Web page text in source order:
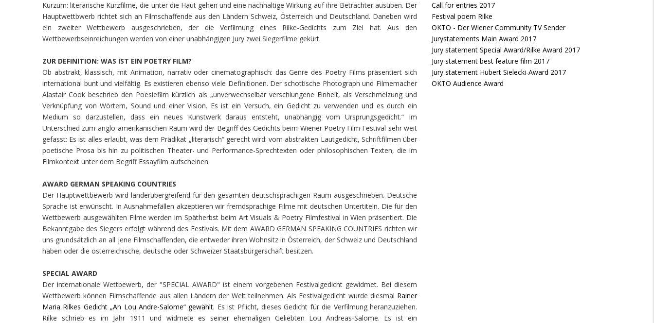
Kurzum: literarische Kurzfilme, die unter die Haut gehen und eine nachhaltige Wirkung auf ihre Betrachter ausüben. Der
Hauptwettbwerb richtet sich an Filmschaffende aus den Ländern Schweiz, Österreich und Deutschland. Daneben wird
ein zweiter Wettbewerb ausgeschrieben, der die Verfilmung eines Rilke-Gedichts zum Ziel hat. Aus den
Wettbewerbseinreichungen werden von einer unabhängigen Jury zwei Siegerfilme gekürt.
ZUR DEFINITION: WAS IST EIN POETRY FILM?
Ob abstrakt, klassisch, mit Animation, narrativ oder cinematographisch: das Genre des Poetry Films präsentiert sich
international bunt und vielfältig. Es existieren ebenso viele Definitionen. Der schottische Photograph und Filmemacher
Alastair Cook beschrieb den Poesiefilm kürzlich als „unverwechselbar verschlungene Einheit, als Verschmelzung und
Verknüpfung von Wörtern, Sound und einer Vision. Es ist ein Versuch, ein Gedicht zu verwenden und es durch ein
Medium so darzustellen, dass ein neues Kunstwerk daraus entsteht, unabhängig vom Ursprungsgedicht.“ Im
Unterschied zum anglo-amerikanischen Raum wird der Begriff des Gedichts beim Wiener Poetry Film Festival sehr weit
gefasst: Es ist alles erlaubt, was dem Prädikat „literarisch“ gerecht wird: vom abstrakten Lautgedicht, Schriftfilmen über
poetische Prosa bis hin zu politischen Theater- und Performance-Sprechtexten oder philosophischen Texten, die im
Filmkontext unter dem Begriff Essayfilm aufscheinen.
AWARD GERMAN SPEAKING COUNTRIES
Der Hauptwettbewerb wird länderübergreifend für den gesamten deutschsprachigen Raum ausgeschrieben. Deutsche
Sprache ist erwünscht. In Ausnahmefällen akzeptieren wir fremdsprachige Filme mit deutschen Untertiteln. Die für den
Wettbewerb ausgewählten Filme werden im Spätherbst beim Art Visuals & Poetry Filmfestival in Wien präsentiert. Die
Bekanntgabe des Siegers erfolgt während des Festivals. Mit dem AWARD GERMAN SPEAKING COUNTRIES richten wir
uns grundsätzlich an all jene Filmschaffenden, die entweder ihren Wohnsitz in Österreich, der Schweiz und Deutschland
haben oder die österreichische, deutsche oder Schweizer Staatsbürgerschaft besitzen.
SPECIAL AWARD
Der internationale Wettbewerb, der "SPECIAL AWARD" ist einem vorgebenen Festivalgedicht gewidmet. Bei diesem
Wettbewerb können Filmschaffende aus allen Ländern der Welt teilnehmen. Als Festivalgedicht wurde diesmal Rainer
Maria Rilkes Gedicht „An Lou Andre-Salome“ gewählt. Es ist Pflicht, dieses Gedicht für die Verfilmung heranzuziehen.
Rilke schrieb es im Jahr 1911 und widmete es seiner ehemaligen Geliebten Lou Andreas-Salome. Es ist ein
Call for entries 2017
Festival poem Rilke
OKTO - Der Wiener Community TV Sender
Jurystatements Main Award 2017
Jury statement Special Award/Rilke Award 2017
Jury statement best feature film 2017
Jury statement Hubert Sielecki-Award 2017
OKTO Audience Award